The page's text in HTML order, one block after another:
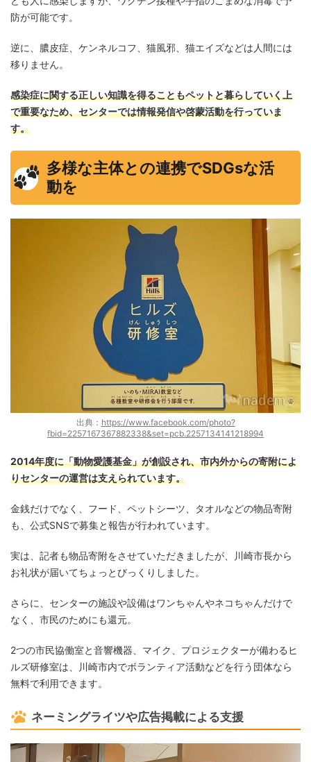
防が可能です。
逆に、膿皮症、ケンネルコフ、猫風邪、猫エイズなどは人間には
移りません。
感染症に関する正しい知識を得ることもペットと暮らしていく上
で重要なため、センターでは情報発信や啓蒙活動を行っていま
す。
多様な主体との連携でSDGsな活
動を
出典： https://www.facebook.com/photo?
fbid=2257167367882338&set=pcb.2257134141218994
2014年度に「動物愛護基金」が創設され、市内外からの寄附によ
りセンターの運営は支えられています。
金銭だけでなく、フード、ペットシーツ、タオルなどの物品寄附
も、公式SNSで募集と報告が行われています。
実は、記者も物品寄附をさせていただきましたが、川崎市長から
お礼状が届いてちょっとびっくりしました。
さらに、センターの施設や設備はワンちゃんやネコちゃんだけで
なく、市民のためにも還元。
2つの市民協働室と音響機器、マイク、プロジェクターが備わるヒ
ルズ研修室は、川崎市内でボランティア活動などを行う団体なら
無料で利用できます。
ネーミングライツや広告掲載による支援